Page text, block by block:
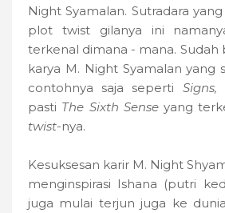
Night Syamalan. Sutradara
plot twist gilanya ini
terkenal dimana - mana. Sudah
karya M. Night Syamalan yang
contohnya saja seperti Signs,
pasti The Sixth Senseyang
twist-nya.
Kesuksesan karir M. Night
menginspirasi Ishana (putri
juga mulai terjun juga ke